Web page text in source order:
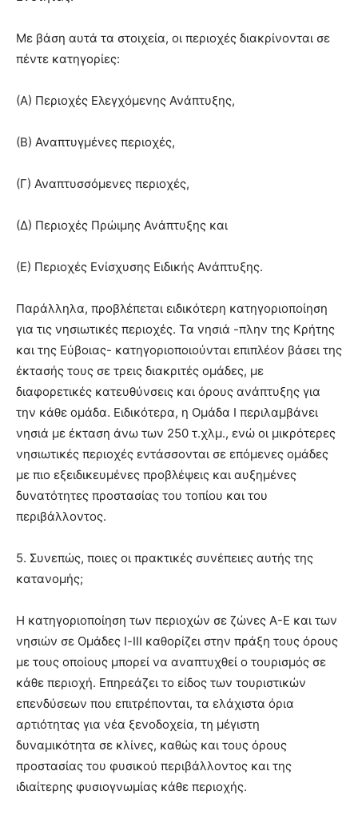
Με βάση αυτά τα στοιχεία, οι περιοχές διακρίνονται σε
πέντε κατηγορίες:
(Α) Περιοχές Ελεγχόμενης Ανάπτυξης,
(Β) Αναπτυγμένες περιοχές,
(Γ) Αναπτυσσόμενες περιοχές,
(Δ) Περιοχές Πρώιμης Ανάπτυξης και
(Ε) Περιοχές Ενίσχυσης Ειδικής Ανάπτυξης.
Παράλληλα, προβλέπεται ειδικότερη κατηγοριοποίηση
για τις νησιωτικές περιοχές. Τα νησιά -πλην της Κρήτης
και της Εύβοιας- κατηγοριοποιούνται επιπλέον βάσει της
έκτασής τους σε τρεις διακριτές ομάδες, με
διαφορετικές κατευθύνσεις και όρους ανάπτυξης για
την κάθε ομάδα. Ειδικότερα, η Ομάδα Ι περιλαμβάνει
νησιά με έκταση άνω των 250 τ.χλμ., ενώ οι μικρότερες
νησιωτικές περιοχές εντάσσονται σε επόμενες ομάδες
με πιο εξειδικευμένες προβλέψεις και αυξημένες
δυνατότητες προστασίας του τοπίου και του
περιβάλλοντος.
5. Συνεπώς, ποιες οι πρακτικές συνέπειες αυτής της
κατανομής;
Η κατηγοριοποίηση των περιοχών σε ζώνες Α-Ε και των
νησιών σε Ομάδες Ι-ΙΙΙ καθορίζει στην πράξη τους όρους
με τους οποίους μπορεί να αναπτυχθεί ο τουρισμός σε
κάθε περιοχή. Επηρεάζει το είδος των τουριστικών
επενδύσεων που επιτρέπονται, τα ελάχιστα όρια
αρτιότητας για νέα ξενοδοχεία, τη μέγιστη
δυναμικότητα σε κλίνες, καθώς και τους όρους
προστασίας του φυσικού περιβάλλοντος και της
ιδιαίτερης φυσιογνωμίας κάθε περιοχής.